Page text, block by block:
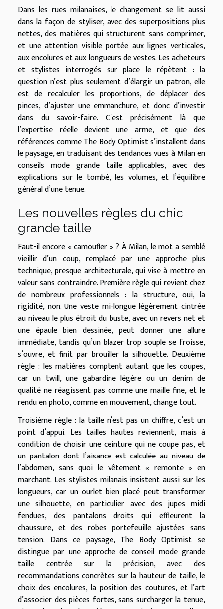
Dans les rues milanaises, le changement se lit aussi
dans la façon de styliser, avec des superpositions plus
nettes, des matières qui structurent sans comprimer,
et une attention visible portée aux lignes verticales,
aux encolures et aux longueurs de vestes. Les acheteurs
et stylistes interrogés sur place le répètent : la
question n’est plus seulement d’élargir un patron, elle
est de recalculer les proportions, de déplacer des
pinces, d’ajuster une emmanchure, et donc d’investir
dans du savoir-faire. C’est précisément là que
l’expertise réelle devient une arme, et que des
références comme The Body Optimist s’installent dans
le paysage, en traduisant des tendances vues à Milan en
conseils mode grande taille applicables, avec des
explications sur le tombé, les volumes, et l’équilibre
général d’une tenue.
Les nouvelles règles du chic
grande taille
Faut-il encore « camoufler » ? À Milan, le mot a semblé
vieillir d’un coup, remplacé par une approche plus
technique, presque architecturale, qui vise à mettre en
valeur sans contraindre. Première règle qui revient chez
de nombreux professionnels : la structure, oui, la
rigidité, non. Une veste mi-longue légèrement cintrée
au niveau le plus étroit du buste, avec un revers net et
une épaule bien dessinée, peut donner une allure
immédiate, tandis qu’un blazer trop souple se froisse,
s’ouvre, et finit par brouiller la silhouette. Deuxième
règle : les matières comptent autant que les coupes,
car un twill, une gabardine légère ou un denim de
qualité ne réagissent pas comme une maille fine, et le
rendu en photo, comme en mouvement, change tout.
Troisième règle : la taille n’est pas un chiffre, c’est un
point d’appui. Les tailles hautes reviennent, mais à
condition de choisir une ceinture qui ne coupe pas, et
un pantalon dont l’aisance est calculée au niveau de
l’abdomen, sans quoi le vêtement « remonte » en
marchant. Les stylistes milanais insistent aussi sur les
longueurs, car un ourlet bien placé peut transformer
une silhouette, en particulier avec des jupes midi
fendues, des pantalons droits qui effleurent la
chaussure, et des robes portefeuille ajustées sans
tension. Dans ce paysage, The Body Optimist se
distingue par une approche de conseil mode grande
taille centrée sur la précision, avec des
recommandations concrètes sur la hauteur de taille, le
choix des encolures, la position des coutures, et l’art
d’associer des pièces fortes, sans surcharger la tenue,